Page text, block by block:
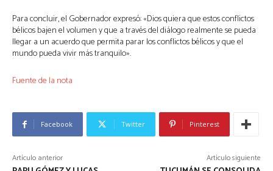
Para concluir, el Gobernador expresó: «Dios quiera que estos conflictos
bélicos bajen el volumen y que a través del diálogo realmente se pueda
llegar a un acuerdo que permita parar los conflictos bélicos y que el
mundo pueda vivir más tranquilo».
Fuente de la nota
Facebook Twitter Pinterest
Artículo anterior Artículo siguiente